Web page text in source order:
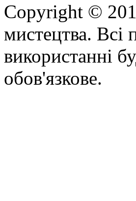
Copyright ©
мистецтва. Всі
використанні
обов'язкове.